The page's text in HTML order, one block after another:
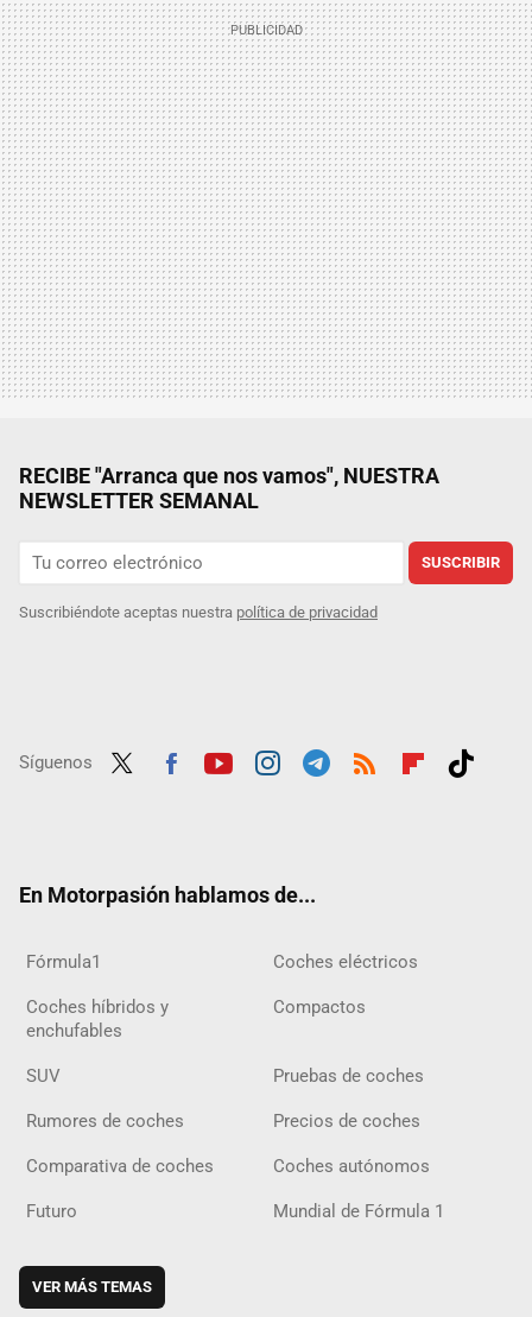
RECIBE "Arranca que nos vamos", NUESTRA
NEWSLETTER SEMANAL
SUSCRIBIR
Suscribiéndote aceptas nuestra política de privacidad
Síguenos
En Motorpasión hablamos de...
Fórmula1 Coches eléctricos
Coches híbridos y
enchufables
Compactos
SUV Pruebas de coches
Rumores de coches Precios de coches
Comparativa de coches Coches autónomos
Futuro Mundial de Fórmula 1
VER MÁS TEMAS